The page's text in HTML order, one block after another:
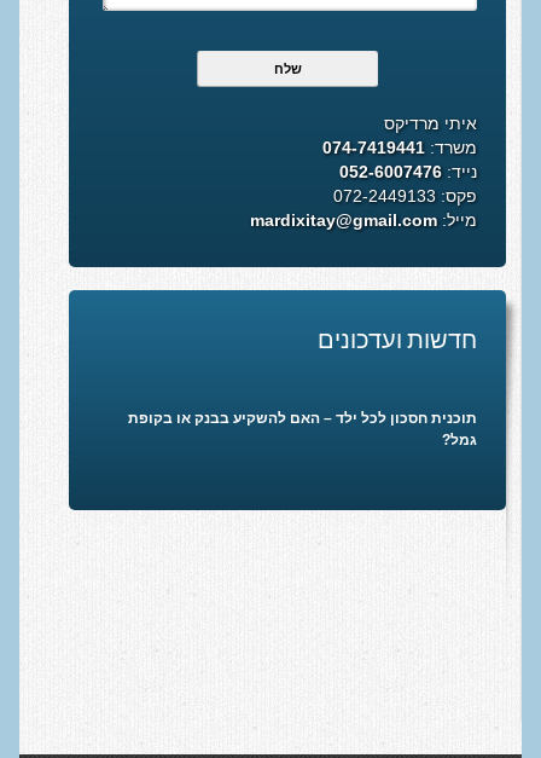
איתי מרדיקס
משרד: 074-7419441
נייד:052-6007476
פקס: 072-2449133
מייל:mardixitay@gmail.com
חדשות ועדכונים
תוכנית חסכון לכל ילד – האם להשקיע בבנק או בקופת
גמל?